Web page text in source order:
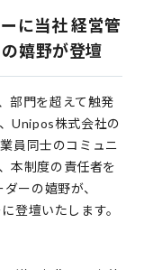
ティ方針｜
Reserved.
に当社 経営管
嬉野が登壇
部門を超えて触発
Unipos株式会社の
員同士のコミュニ
本制度の責任者を
ーの嬉野が、
登壇いたします。